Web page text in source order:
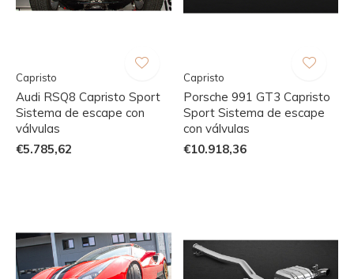
Capristo
Audi RSQ8 Capristo Sport
Sistema de escape con
válvulas
€5.785,62
Capristo
Porsche 991 GT3 Capristo
Sport Sistema de escape
con válvulas
€10.918,36